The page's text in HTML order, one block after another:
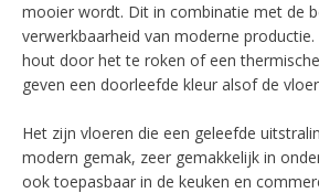
mooier wordt. Dit in combinatie met de
verwerkbaarheid van moderne
hout door het te roken of een
geven een doorleefde kleur alsof de
Het zijn vloeren die een geleefde
modern gemak, zeer gemakkelijk in
ook toepasbaar in de keuken en